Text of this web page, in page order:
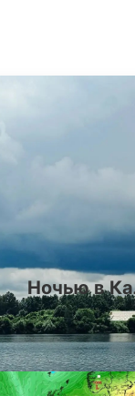
Ночью в